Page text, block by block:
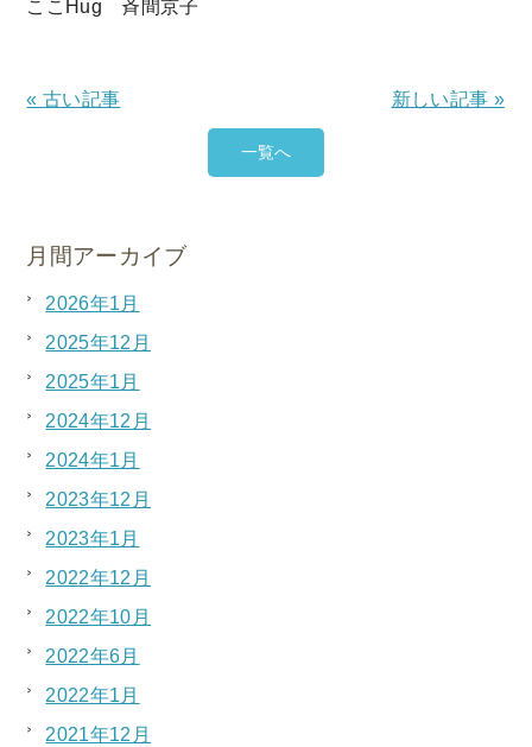
ここHug 斉間京子
« 古い記事 新しい記事 »
一覧へ
月間アーカイブ
2026年1月
2025年12月
2025年1月
2024年12月
2024年1月
2023年12月
2023年1月
2022年12月
2022年10月
2022年6月
2022年1月
2021年12月